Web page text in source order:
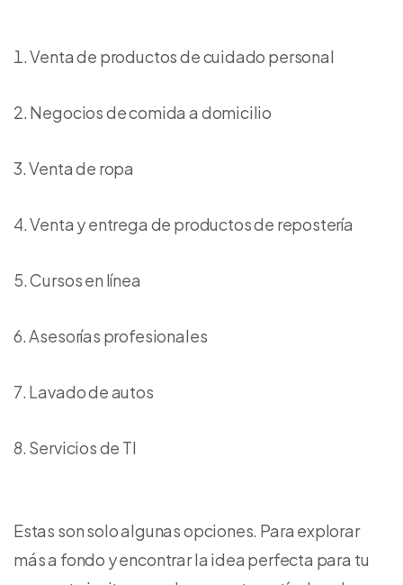
Venta de productos de cuidado personal
Negocios de comida a domicilio
Venta de ropa
Venta y entrega de productos de repostería
Cursos en línea
Asesorías profesionales
Lavado de autos
Servicios de TI
Estas son solo algunas opciones. Para explorar
más a fondo y encontrar la idea perfecta para tu